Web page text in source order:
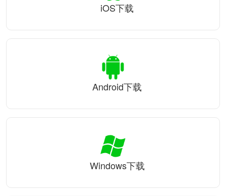
iOS下载
Android下载
Windows下载